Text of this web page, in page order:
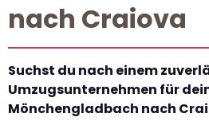
nach Craiova
Suchst du nach einem
Umzugsunternehmen für
Mönchengladbach nach